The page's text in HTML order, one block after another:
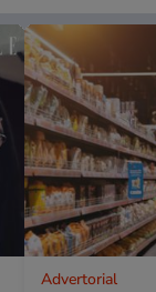
Advertorial